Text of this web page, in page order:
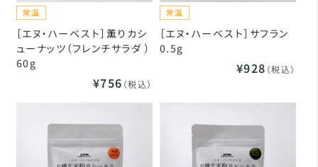
［エヌ・ハーベスト］薫りカシ
ューナッツ（フレンチサラダ ）
60g
¥756 （税込）
［エヌ・ハーベスト］サフラン
0.5g
¥928 （税込）